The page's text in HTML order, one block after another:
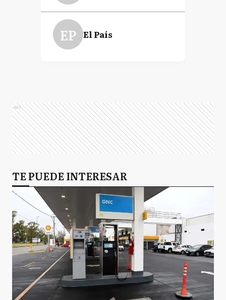
EP El País
Ads
TE PUEDE INTERESAR